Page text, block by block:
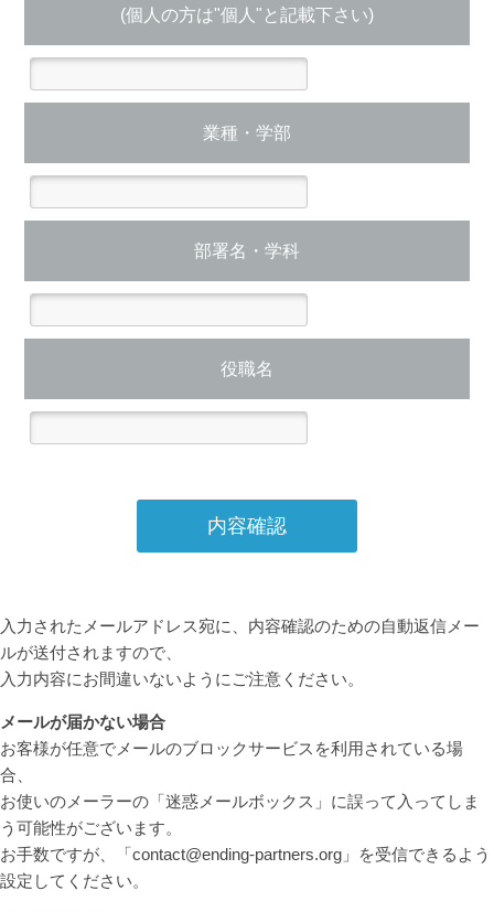
(個人の方は"個人"と記載下さい)
業種・学部
部署名・学科
役職名
入力されたメールアドレス宛に、内容確認のための自動返信メー
ルが送付されますので、
入力内容にお間違いないようにご注意ください。
メールが届かない場合
お客様が任意でメールのブロックサービスを利用されている場
合、
お使いのメーラーの「迷惑メールボックス」に誤って入ってしま
う可能性がございます。
お手数ですが、「contact@ending-partners.org」を受信できるよう
設定してください。